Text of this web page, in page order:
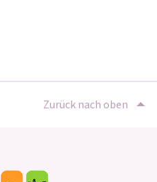
Zurück nach oben